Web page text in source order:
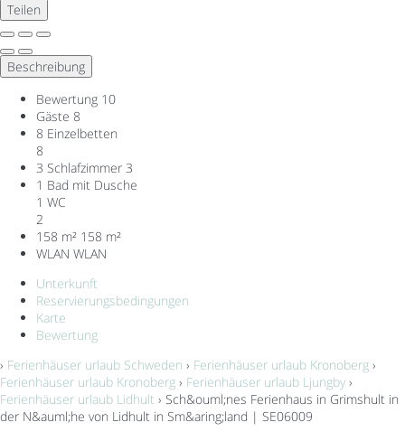
Teilen
Beschreibung
Bewertung 10
Gäste 8
8 Einzelbetten
8
3 Schlafzimmer 3
1 Bad mit Dusche
1 WC
2
158 m² 158 m²
WLAN WLAN
Unterkunft
Reservierungsbedingungen
Karte
Bewertung
› Ferienhäuser urlaub Schweden › Ferienhäuser urlaub Kronoberg ›
Ferienhäuser urlaub Kronoberg › Ferienhäuser urlaub Ljungby ›
Ferienhäuser urlaub Lidhult › Sch&ouml;nes Ferienhaus in Grimshult in
der N&auml;he von Lidhult in Sm&aring;land | SE06009